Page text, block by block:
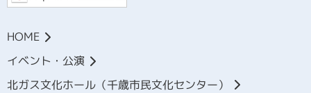
HOME
イベント・公演
北ガス文化ホール（千歳市民文化センター）